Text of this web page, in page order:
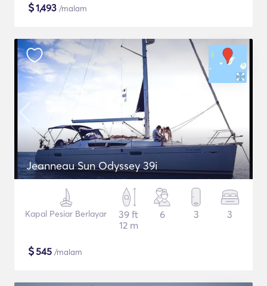
$1,493 /malam
Jeanneau Sun Odyssey 39i
Kapal Pesiar Berlayar
39 ft
12 m
6 3 3
$545 /malam